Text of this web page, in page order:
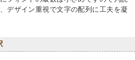
デザイン重視で文字の配列に工夫を凝